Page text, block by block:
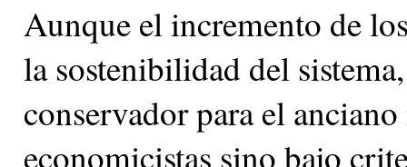
Aunque el incremento de
la sostenibilidad del
conservador para el
economicistas sino bajo